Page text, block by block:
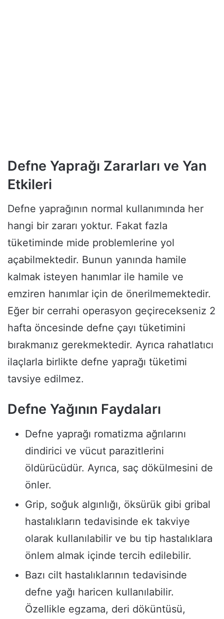
Defne Yaprağı Zararları ve Yan
Etkileri
Defne yaprağının normal kullanımında her
hangi bir zararı yoktur. Fakat fazla
tüketiminde mide problemlerine yol
açabilmektedir. Bunun yanında hamile
kalmak isteyen hanımlar ile hamile ve
emziren hanımlar için de önerilmemektedir.
Eğer bir cerrahi operasyon geçirecekseniz 2
hafta öncesinde defne çayı tüketimini
bırakmanız gerekmektedir. Ayrıca rahatlatıcı
ilaçlarla birlikte defne yaprağı tüketimi
tavsiye edilmez.
Defne Yağının Faydaları
Defne yaprağı romatizma ağrılarını
dindirici ve vücut parazitlerini
öldürücüdür. Ayrıca, saç dökülmesini de
önler.
Grip, soğuk algınlığı, öksürük gibi gribal
hastalıkların tedavisinde ek takviye
olarak kullanılabilir ve bu tip hastalıklara
önlem almak içinde tercih edilebilir.
Bazı cilt hastalıklarının tedavisinde
defne yağı haricen kullanılabilir.
Özellikle egzama, deri döküntüsü,